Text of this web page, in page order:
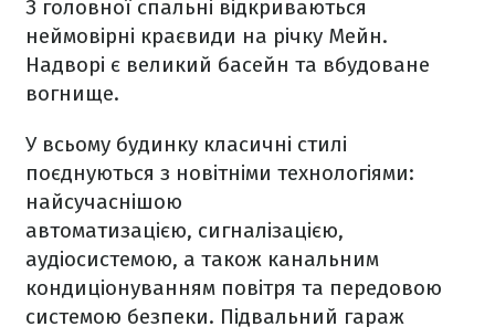
З головної спальні відкриваються
неймовірні краєвиди на річку Мейн.
Надворі є великий басейн та вбудоване
вогнище.
У всьому будинку класичні стилі
поєднуються з новітніми технологіями:
найсучаснішою
автоматизацією, сигналізацією,
аудіосистемою, а також канальним
кондиціонуванням повітря та передовою
системою безпеки. Підвальний гараж